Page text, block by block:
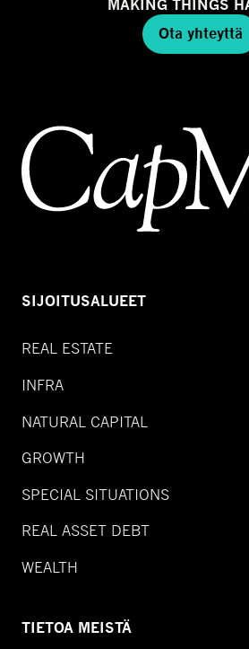
MAKING THINGS
Ota yhteyttä
SIJOITUSALUEET
REAL ESTATE
INFRA
NATURAL CAPITAL
GROWTH
SPECIAL SITUATIONS
REAL ASSET DEBT
WEALTH
TIETOA MEISTÄ